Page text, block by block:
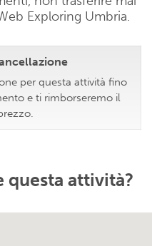
Exploring Umbria.
per questa attività fino
e ti rimborseremo il
questa attività?